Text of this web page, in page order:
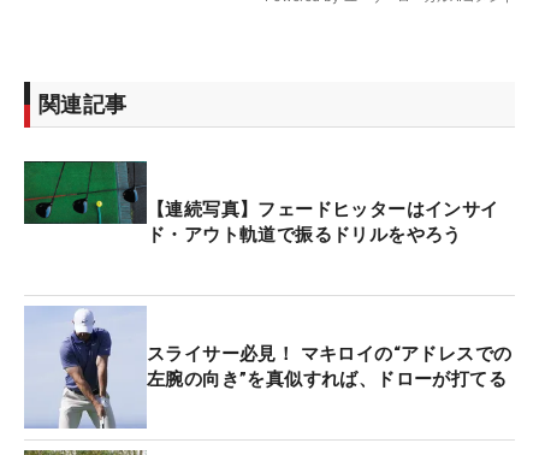
関連記事
【連続写真】フェードヒッターはインサイ
ド・アウト軌道で振るドリルをやろう
スライサー必見！ マキロイの“アドレスでの
左腕の向き”を真似すれば、ドローが打てる